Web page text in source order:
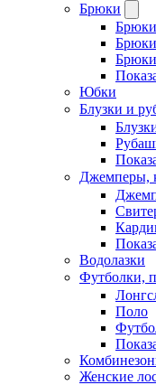
Брюки
Брюки
Юбки
Блузки и
Джемперы,
Водолазки
Футболки,
Поло
Женские